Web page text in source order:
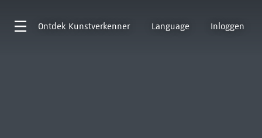
Ontdek Kunstverkenner Language Inloggen